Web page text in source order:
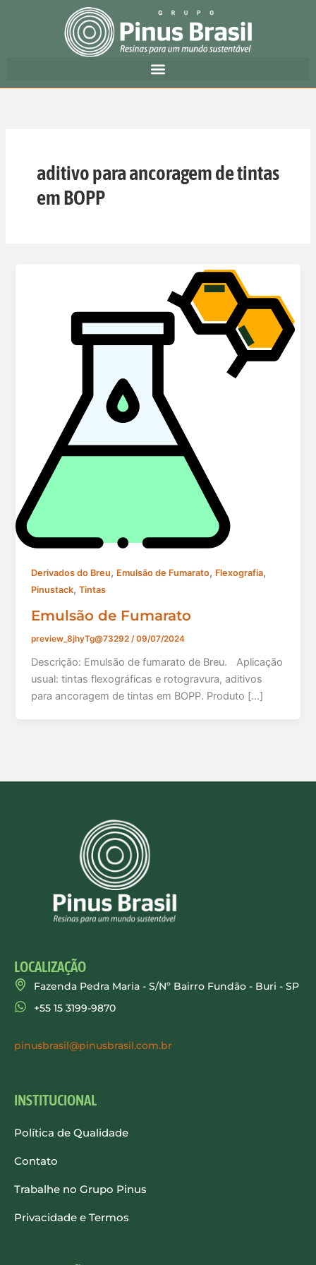
aditivo para ancoragem de tintas
em BOPP
Derivados do Breu, Emulsão de Fumarato, Flexografia,
Pinustack,Tintas
Emulsão de Fumarato
preview_8jhyTg@73292 /09/07/2024
Descrição: Emulsão de fumarato de Breu. Aplicação
usual: tintas flexográficas e rotogravura, aditivos
para ancoragem de tintas em BOPP. Produto […]
LOCALIZAÇÃO
Fazenda Pedra Maria - S/Nº Bairro Fundão - Buri - SP
+55 15 3199-9870
pinusbrasil@pinusbrasil.com.br
INSTITUCIONAL
Política de Qualidade
Contato
Trabalhe no Grupo Pinus
Privacidade e Termos